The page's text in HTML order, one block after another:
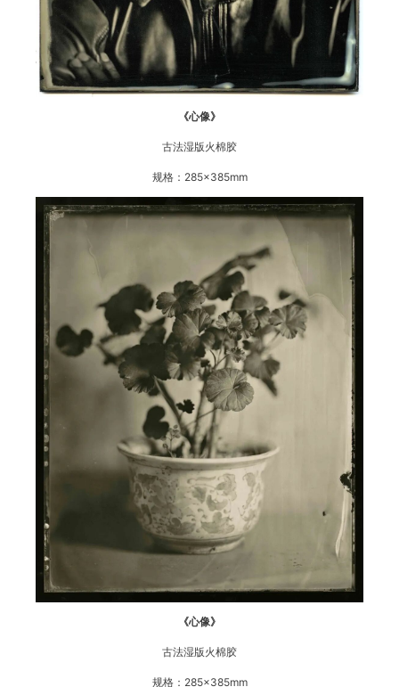
《心像》
古法湿版火棉胶
规格：285×385mm
《心像》
古法湿版火棉胶
规格：285×385mm